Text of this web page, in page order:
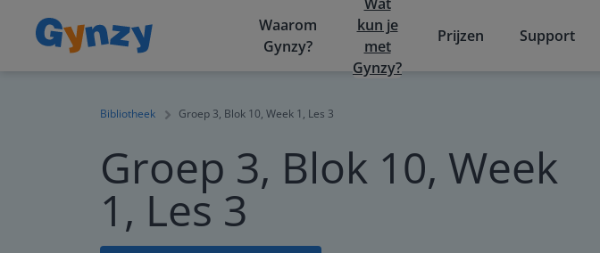
Waarom
Gynzy?
kun je
met
Gynzy?
Prijzen Support
Bibliotheek Groep 3, Blok 10, Week 1, Les 3
Groep 3, Blok 10, Week
1, Les 3